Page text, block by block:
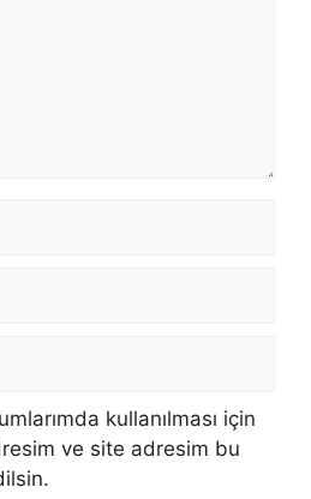
kullanılması için
ve site adresim bu